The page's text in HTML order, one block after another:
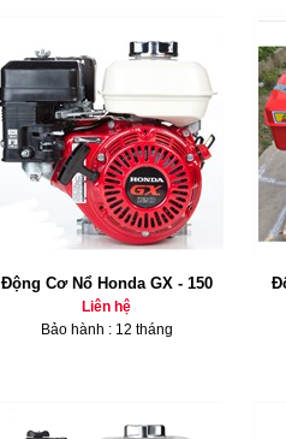
Động Cơ Nổ Honda GX - 150
Liên hệ
Bảo hành : 12 tháng